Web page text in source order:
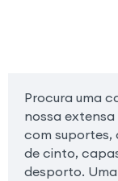
Procura uma
nossa
com suportes,
de cinto,
desporto.